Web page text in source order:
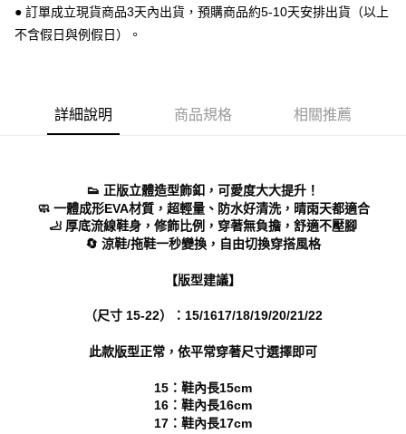
１．於結帳方式選擇「AFTEE先享後付」後，將跳轉至「AFTEE先享後付」
２．訂單成立數日內，您將收到繳費通知簡訊。
購買商品的店家。未經商家同意取消之訂單仍視為有效，需透過AFTEE先享
後付繳納相關費用。
※ 交易是否成功請以「AFTEE先享後付 」之結帳頁面顯示為準，若有關於
【注意事項】
１．透過由恩沛科技股份有限公司提供之「AFTEE先享後付」服務完成之交
易，需依本服務之必要範圍內提供個人資料，並將交易相關給付款項請求債
權轉讓予恩沛科技股份有限公司。
「AFTEE先享後付」，若未經同意申辦者引起之損失，本公司不負相關責
４．使用「AFTEE先享後付」時，將依據個別帳號之用戶狀況，依本公司即
５．嚴禁一人註冊多個帳號或使用他人資訊註冊。若發現惡意使用之情形，
恩沛科技股份有限公司將有權停止該用戶之使用額度並採取法律行動。
付款後 全家取貨
每筆NT$70，滿NT$999(含以上)免運費
付款後 7-11取貨
新竹物流宅配
每筆NT$90，滿NT$999(含以上)免運費
● 訂單成立現貨商品3天內出貨，預購商品約5-10天安排出貨（以上
不含假日與例假日）。
詳細說明 商品規格 相關推薦
👟 正版立體造型飾釦，可愛度大大提升！
🧼 一體成形EVA材質，超輕量、防水好清洗，晴雨天都適合
🦶 厚底流線鞋身，修飾比例，穿著無負擔，舒適不壓腳
🔄 涼鞋/拖鞋一秒變換，自由切換穿搭風格
【版型建議】
（尺寸 15-22）：15/1617/18/19/20/21/22
此款版型正常，依平常穿著尺寸選擇即可
15：鞋內長15cm
16：鞋內長16cm
17：鞋內長17cm